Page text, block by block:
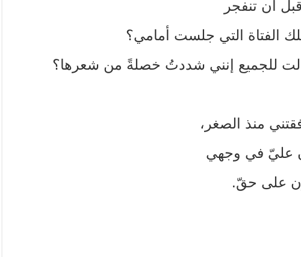
أن تنفجر
الفتاة التي جلست أمامي؟
للجميع إنني شددتُ خصلةً من شعرها؟
منذ الصغر،
عليّ في وجهي
على حقّ.